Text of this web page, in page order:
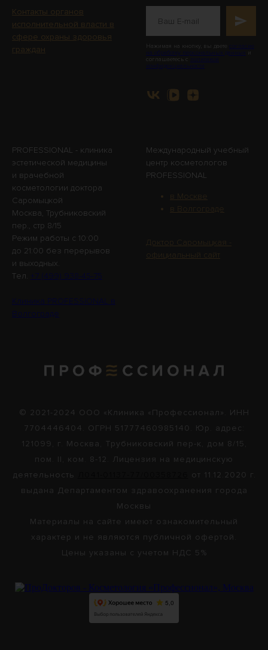
Контакты органов
исполнительной власти в
сфере охраны здоровья
граждан
Нажимая на кнопку, вы даете
согласие
на обработку персональных данных и
соглашаетесь с
политикой
конфиденциальности
PROFESSIONAL - клиника
эстетической медицины
и врачебной
косметологии доктора
Саромыцкой
Москва, Трубниковский
пер., стр 8/15
Режим работы с 10:00
до 21:00 без перерывов
и выходных.
Tел. +7 (499) 938-45-75
Клиника PROFESSIONAL в
Волгограде
Международный учебный
центр косметологов
PROFESSIONAL
в Москве
в Волгограде
Доктор Саромыцкая -
официальный сайт
© 2021-2024 ООО «Клиника «Профессионал». ИНН
7704446404. ОГРН 51777460985140. Юр. адрес:
121099, г. Москва, Трубниковский пер-к, дом 8/15,
пом. II, ком. 8-12. Лицензия на медицинскую
деятельность
от 11.12.2020 г.
выдана Департаментом здравоохранения города
Москвы
Материалы на сайте имеют ознакомительный
характер и не являются публичной офертой.
Цены указаны с учетом НДС 5%